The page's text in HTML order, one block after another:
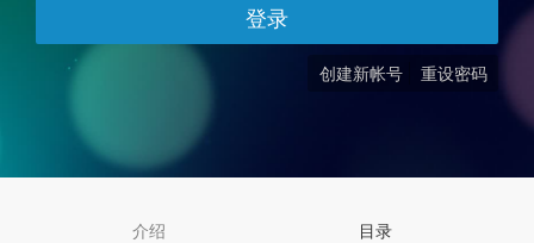
创建新帐号 重设密码
登录
介绍 目录